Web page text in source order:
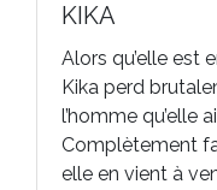
KIKA
Alors qu’elle est
Kika perd
l’homme qu’elle
Complètement
elle en vient à